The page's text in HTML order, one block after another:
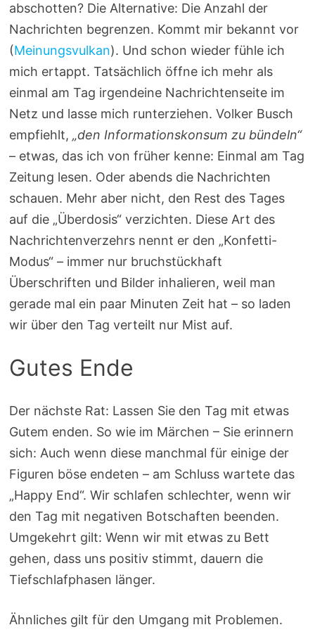
abschotten? Die Alternative: Die Anzahl der
Nachrichten begrenzen. Kommt mir bekannt vor
(Meinungsvulkan). Und schon wieder fühle ich
mich ertappt. Tatsächlich öffne ich mehr als
einmal am Tag irgendeine Nachrichtenseite im
Netz und lasse mich runterziehen. Volker Busch
empfiehlt,„den Informationskonsum zu bündeln“
– etwas, das ich von früher kenne: Einmal am Tag
Zeitung lesen. Oder abends die Nachrichten
schauen. Mehr aber nicht, den Rest des Tages
auf die „Überdosis“ verzichten. Diese Art des
Nachrichtenverzehrs nennt er den „Konfetti-
Modus“ – immer nur bruchstückhaft
Überschriften und Bilder inhalieren, weil man
gerade mal ein paar Minuten Zeit hat – so laden
wir über den Tag verteilt nur Mist auf.
Gutes Ende
Der nächste Rat: Lassen Sie den Tag mit etwas
Gutem enden. So wie im Märchen – Sie erinnern
sich: Auch wenn diese manchmal für einige der
Figuren böse endeten – am Schluss wartete das
„Happy End“. Wir schlafen schlechter, wenn wir
den Tag mit negativen Botschaften beenden.
Umgekehrt gilt: Wenn wir mit etwas zu Bett
gehen, dass uns positiv stimmt, dauern die
Tiefschlafphasen länger.
Ähnliches gilt für den Umgang mit Problemen.